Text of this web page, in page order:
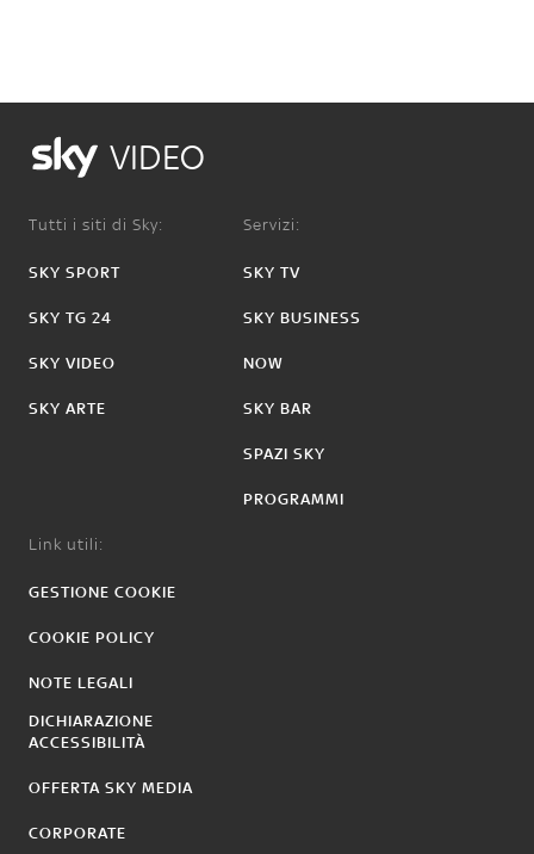
VIDEO
Tutti i siti di Sky:
SKY SPORT
SKY TG 24
SKY VIDEO
SKY ARTE
Servizi:
SKY TV
SKY BUSINESS
NOW
SKY BAR
SPAZI SKY
PROGRAMMI
Link utili:
GESTIONE COOKIE
COOKIE POLICY
NOTE LEGALI
DICHIARAZIONE
ACCESSIBILITÀ
OFFERTA SKY MEDIA
CORPORATE